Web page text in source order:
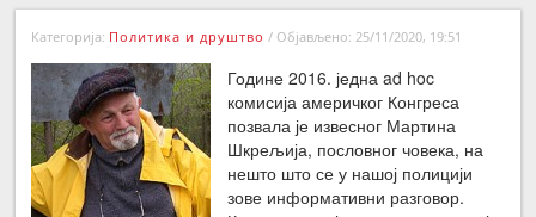
←Претходна вест
Следећа вест →
Категорија: Политика и друштво / Објављено: 25/11/2020, 19:51
Године 2016. једна ad hoc
комисија америчког Конгреса
позвала је извесног Мартина
Шкрељија, пословног човека, на
нешто што се у нашој полицији
зове информативни разговор.